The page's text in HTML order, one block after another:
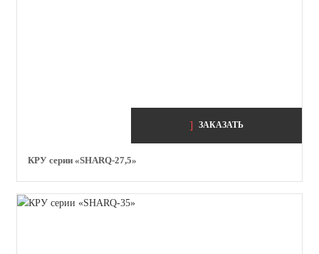
ЗАКАЗАТЬ
КРУ серии «SHARQ-27,5»